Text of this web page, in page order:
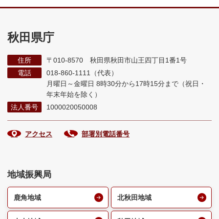
秋田県庁
住所
〒010-8570 秋田県秋田市山王四丁目1番1号
電話
018-860-1111（代表）
月曜日～金曜日 8時30分から17時15分まで （祝日・
年末年始を除く）
法人番号
1000020050008
アクセス 部署別電話番号
地域振興局
鹿角地域 北秋田地域